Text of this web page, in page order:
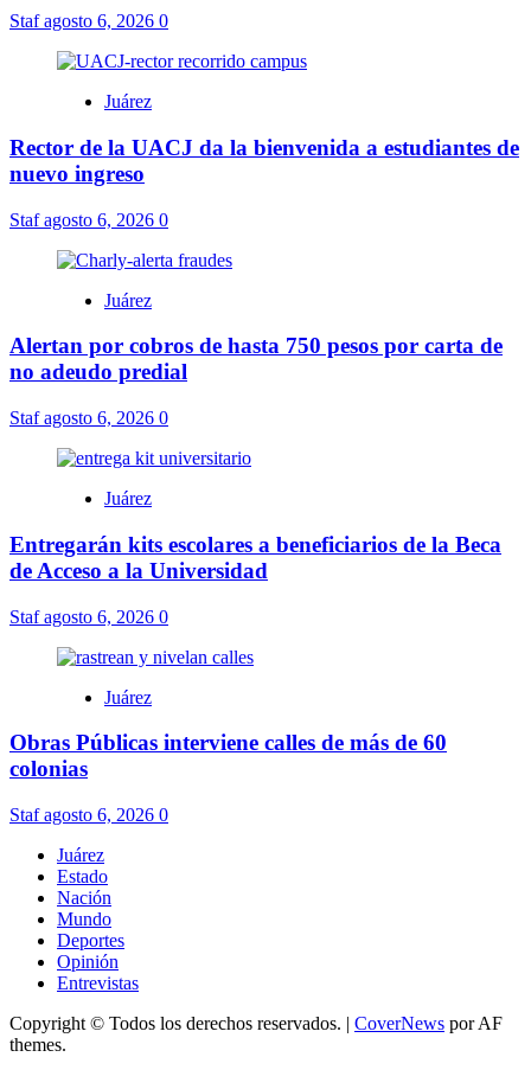
Stafagosto 6, 2026 0
Juárez
Rector de la UACJ da la bienvenida a estudiantes de
nuevo ingreso
Stafagosto 6, 2026 0
Juárez
Alertan por cobros de hasta 750 pesos por carta de
no adeudo predial
Stafagosto 6, 2026 0
Juárez
Entregarán kits escolares a beneficiarios de la Beca
de Acceso a la Universidad
Stafagosto 6, 2026 0
Juárez
Obras Públicas interviene calles de más de 60
colonias
Stafagosto 6, 2026 0
Juárez
Estado
Nación
Mundo
Deportes
Opinión
Entrevistas
Copyright © Todos los derechos reservados. | CoverNews por AF
themes.